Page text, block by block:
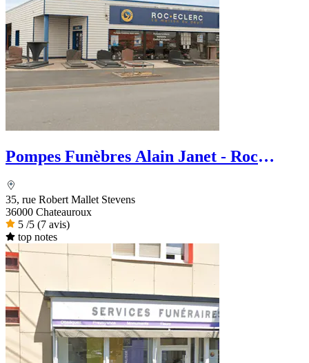
Pompes Funèbres Alain Janet - Roc
35, rue Robert Mallet Stevens
36000 Chateauroux
5 /5 (7 avis)
top notes